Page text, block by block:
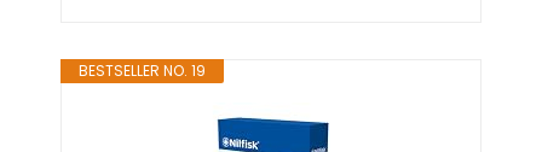
BESTSELLER NO. 19